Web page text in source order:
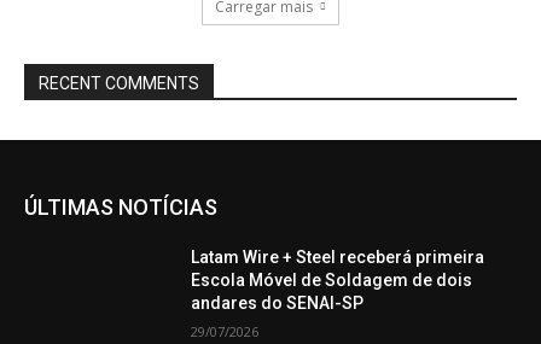
Carregar mais
RECENT COMMENTS
ÚLTIMAS NOTÍCIAS
Latam Wire + Steel receberá primeira
Escola Móvel de Soldagem de dois
andares do SENAI-SP
29/07/2026